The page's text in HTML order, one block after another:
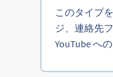
このタイプ
ジ、連絡先
YouTube へ